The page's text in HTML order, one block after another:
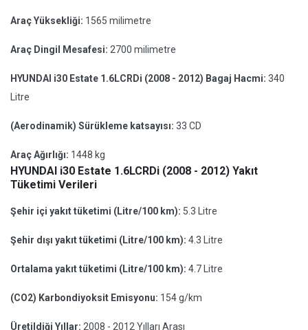
Araç Yüksekliği: 1565 milimetre
Araç Dingil Mesafesi: 2700 milimetre
HYUNDAI i30 Estate 1.6LCRDi (2008 - 2012) Bagaj Hacmi: 340
Litre
(Aerodinamik) Sürükleme katsayısı: 33 CD
Araç Ağırlığı: 1448 kg
HYUNDAI i30 Estate 1.6LCRDi (2008 - 2012) Yakıt
Tüketimi Verileri
Şehir içi yakıt tüketimi (Litre/100 km): 5.3 Litre
Şehir dışı yakıt tüketimi (Litre/100 km): 4.3 Litre
Ortalama yakıt tüketimi (Litre/100 km): 4.7 Litre
(CO2) Karbondiyoksit Emisyonu: 154 g/km
Üretildiği Yıllar: 2008 - 2012 Yılları Arası